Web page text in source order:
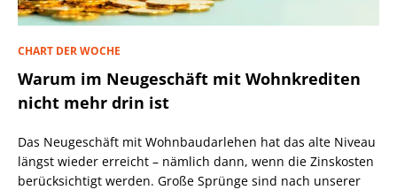
CHART DER WOCHE
Warum im Neugeschäft mit Wohnkrediten
nicht mehr drin ist
Das Neugeschäft mit Wohnbaudarlehen hat das alte Niveau
längst wieder erreicht – nämlich dann, wenn die Zinskosten
berücksichtigt werden. Große Sprünge sind nach unserer